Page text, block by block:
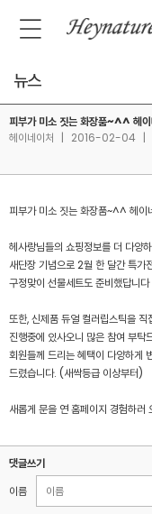
뉴스
피부가 미소 짓는 화장품~^^ 헤이
헤이네이처 | 2016-02-04 |
피부가 미소 짓는 화장품~^^ 헤이
헤사랑님들의 쇼핑정보를 더 다양
새단장 기념으로 2월 한 달간 특가
구정맞이 선물세트도 준비했답니
또한, 신제품 듀얼 컬러립스틱을
진행중에 있사오니 많은 참여 부탁
회원들께 드리는 혜택이 다양하게
드렸습니다. (새싹등급 이상부터)
새롭게 문을 연 홈페이지 경험하
댓글쓰기
이름